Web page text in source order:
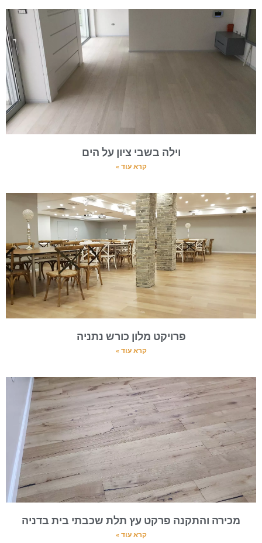
וילה בשבי ציון על הים
קרא עוד »
פרויקט מלון כורש נתניה
קרא עוד »
מכירה והתקנה פרקט עץ תלת שכבתי בית בדניה
קרא עוד »